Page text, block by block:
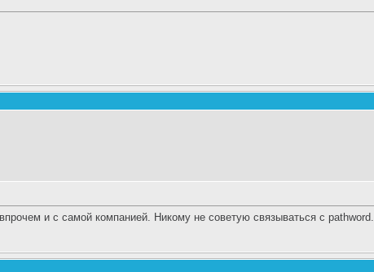
и с самой компанией. Никому не советую связываться с pathword.